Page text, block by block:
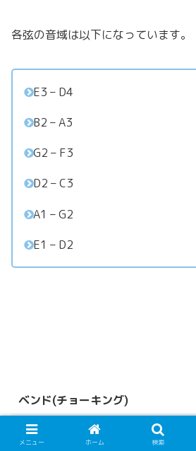
各弦の音域は以下になっています。
E3 – D4
B2 – A3
G2 – F3
D2 – C3
A1 – G2
E1 – D2
ベンド(チョーキング)
メニュー ホーム 検索